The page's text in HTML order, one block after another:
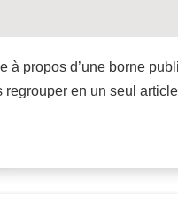
à propos d’une borne
en un seul